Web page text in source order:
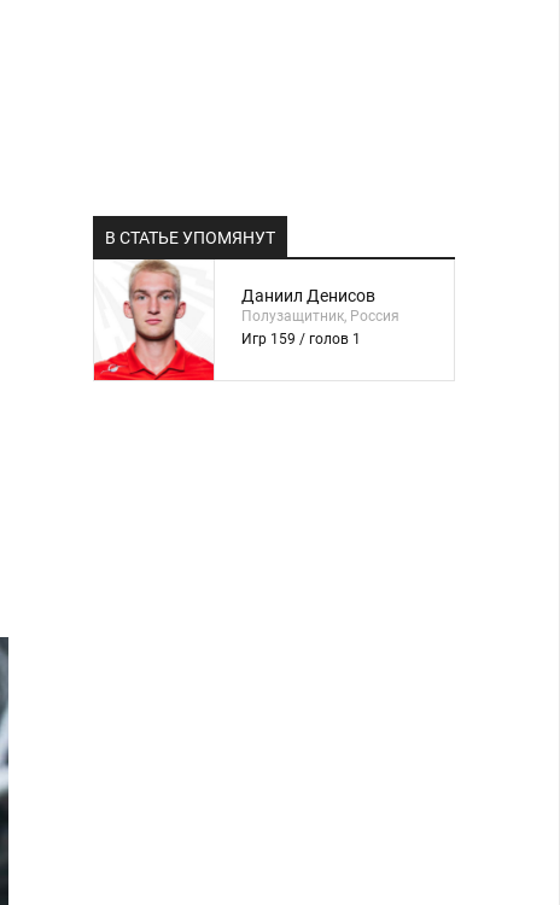
В СТАТЬЕ УПОМЯНУТ
Даниил Денисов
Полузащитник, Россия
Игр 159 / голов 1